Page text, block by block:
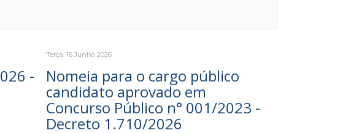
-
Terça, 16 Junho 2026
Nomeia para o cargo público
candidato aprovado em
Concurso Público n° 001/2023 -
Decreto 1.710/2026